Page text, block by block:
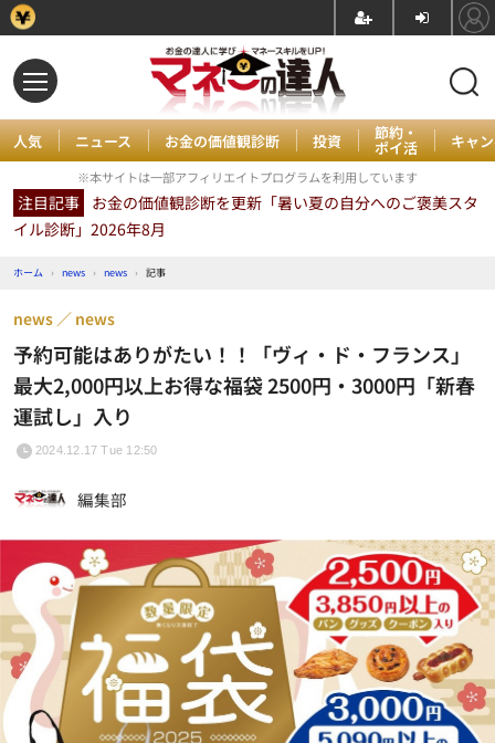
人気 ニュース お金の価値観診断 投資 節約・
ポイ活 キャ
※本サイトは一部アフィリエイトプログラムを利用しています
注目記事 お金の価値観診断を更新「暑い夏の自分へのご褒美スタ
イル診断」2026年8月
ホーム › news › news › 記事
予約可能はありがたい！！「ヴィ・ド・フランス」
最大2,000円以上お得な福袋 2500円・3000円「新春
運試し」入り
news news
2024.12.17 Tue 12:50
編集部